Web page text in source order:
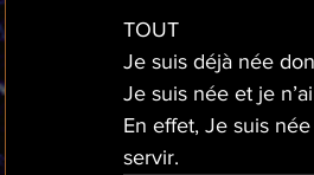
TOUT
Je suis déjà née
Je suis née et je
En effet, Je suis
servir.